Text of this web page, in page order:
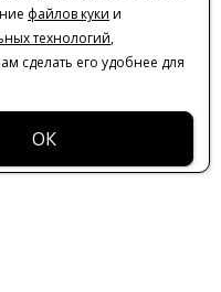
файлов куки и
технологий,
сделать его удобнее для